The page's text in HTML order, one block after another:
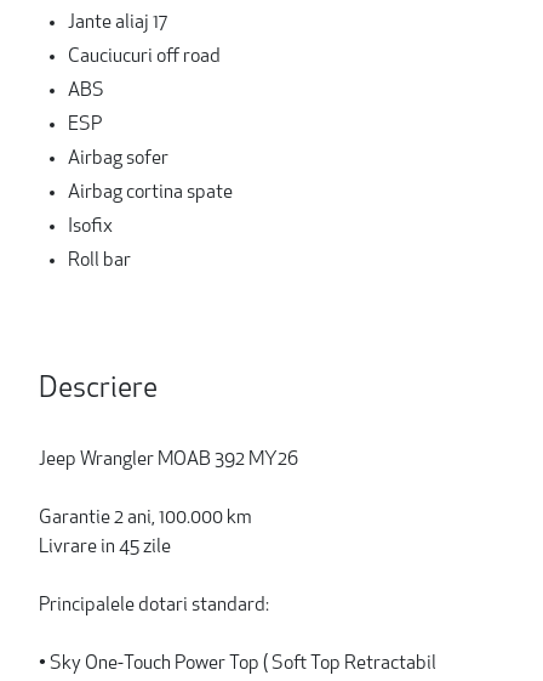
Jante aliaj 17
Cauciucuri off road
ABS
ESP
Airbag sofer
Airbag cortina spate
Isofix
Roll bar
Descriere
Jeep Wrangler MOAB 392 MY26
Garantie 2 ani, 100.000 km
Livrare in 45 zile
Principalele dotari standard:
• Sky One-Touch Power Top ( Soft Top Retractabil